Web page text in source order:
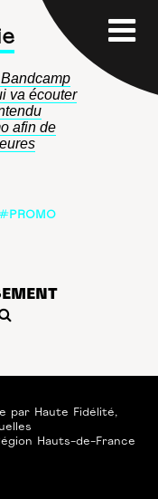
va écouter
afin de
par Haute Fidélité,
Hauts-de-France